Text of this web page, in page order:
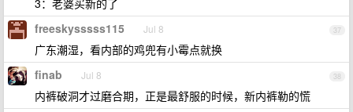
3：老婆买新的了
37
freeskysssss115 Jul 8
广东潮湿，看内部的鸡兜有小霉点就换
38
finab Jul 8
内裤破洞才过磨合期，正是最舒服的时候，新内裤勒的慌